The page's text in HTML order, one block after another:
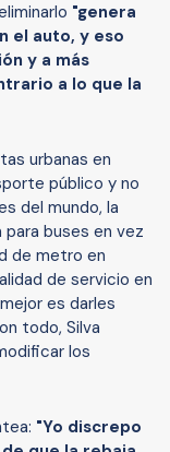
"genera
el auto, y eso
y a más
a lo que la
urbanas en
público y no
del mundo, la
buses en vez
de metro en
de servicio en
es darles
todo, Silva
los
"Yo discrepo